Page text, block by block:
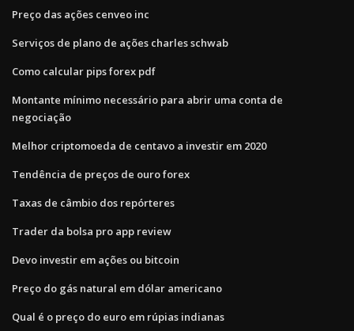
Preço das ações cenveo inc
Serviços de plano de ações charles schwab
Como calcular pips forex pdf
Montante mínimo necessário para abrir uma conta de
negociação
Melhor criptomoeda de centavo a investir em 2020
Tendência de preços de ouro forex
Taxas de câmbio dos repórteres
Trader da bolsa pro app review
Devo investir em ações ou bitcoin
Preço do gás natural em dólar americano
Qual é o preço do euro em rúpias indianas